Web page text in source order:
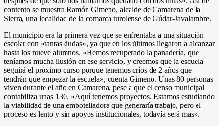
contento se muestra Ramón Gimeno, alcalde de Camarena de la
Sierra, una localidad de la comarca turolense de Gúdar-Javalambre.
El municipio era la primera vez que se enfrentaba a una situación
escolar con «tantas dudas», ya que en los últimos llegaron a alcanzar
hasta los nueve alumnos. «Hemos recuperado la panadería, que
teníamos mucha ilusión en ese servicio, y creemos que la escuela
seguirá el próximo curso porque tenemos críos de 2 años que
tendrán que empezar la escuela», cuenta Gimeno. Unas 80 personas
viven durante el año en Camarena, pese a que el censo municipal
contabiliza unas 130. «Aquí tenemos proyectos. Estamos estudiando
la viabilidad de una embotelladora que generaría trabajo, pero el
proceso es lento y sin apoyos institucionales, todavía será mas».